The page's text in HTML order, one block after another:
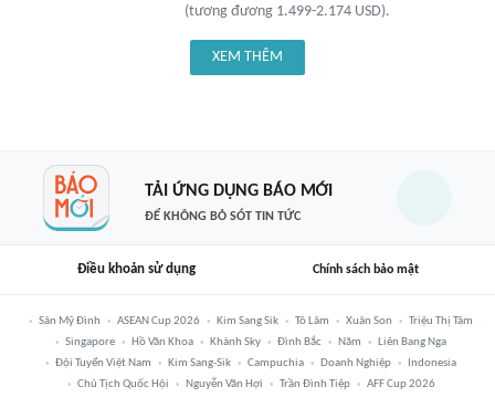
(tương đương 1.499-2.174 USD).
XEM THÊM
TẢI ỨNG DỤNG BÁO MỚI
ĐỂ KHÔNG BỎ SÓT TIN TỨC
Điều khoản sử dụng Chính sách bảo mật
Sân Mỹ Đình ASEAN Cup 2026 Kim Sang Sik Tô Lâm Xuân Son
Triệu Thị Tâm
Singapore
Hồ Văn Khoa Khánh Sky Đình Bắc Năm
Liên Bang Nga
Đội Tuyển Việt Nam
Kim Sang-Sik Campuchia Doanh Nghiệp
Indonesia
Chủ Tịch Quốc Hội
Nguyễn Văn Hợi Trần Đình Tiệp AFF Cup 2026